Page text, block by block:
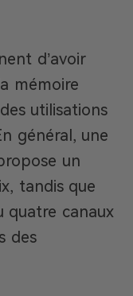
d’avoir
mémoire
utilisations
général, une
un
tandis que
quatre canaux
des